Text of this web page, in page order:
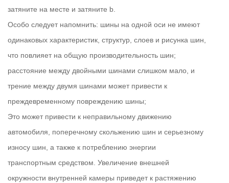
затяните на месте и затяните b.
Особо следует напомнить: шины на одной оси не имеют
одинаковых характеристик, структур, слоев и рисунка шин,
что повлияет на общую производительность шин;
расстояние между двойными шинами слишком мало, и
трение между двумя шинами может привести к
преждевременному повреждению шины;
Это может привести к неправильному движению
автомобиля, поперечному скольжению шин и серьезному
износу шин, а также к потреблению энергии
транспортным средством. Увеличение внешней
окружности внутренней камеры приведет к растяжению